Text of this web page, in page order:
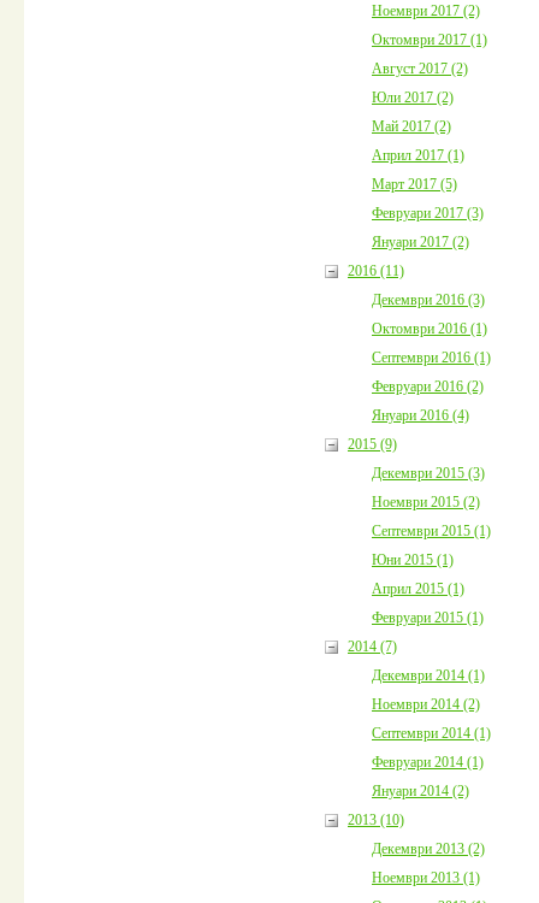
Ноември 2017 (2)
Октомври 2017 (1)
Август 2017 (2)
Юли 2017 (2)
Май 2017 (2)
Април 2017 (1)
Март 2017 (5)
Февруари 2017 (3)
Януари 2017 (2)
2016 (11)
Декември 2016 (3)
Октомври 2016 (1)
Септември 2016 (1)
Февруари 2016 (2)
Януари 2016 (4)
2015 (9)
Декември 2015 (3)
Ноември 2015 (2)
Септември 2015 (1)
Юни 2015 (1)
Април 2015 (1)
Февруари 2015 (1)
2014 (7)
Декември 2014 (1)
Ноември 2014 (2)
Септември 2014 (1)
Февруари 2014 (1)
Януари 2014 (2)
2013 (10)
Декември 2013 (2)
Ноември 2013 (1)